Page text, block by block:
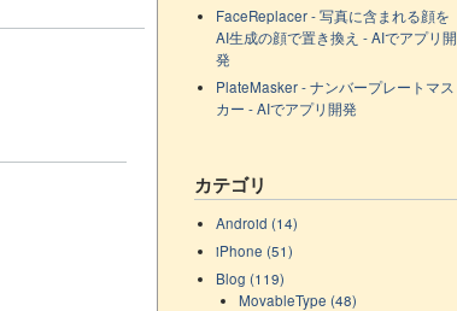
FaceReplacer - 写真に含まれる顔を
AI生成の顔で置き換え - AIでアプリ開
発
PlateMasker - ナンバープレートマス
カー - AIでアプリ開発
カテゴリ
Android (14)
iPhone (51)
Blog (119)
MovableType (48)